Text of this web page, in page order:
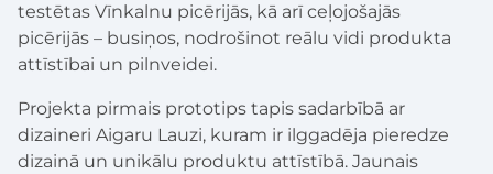
testētas Vīnkalnu picērijās, kā arī ceļojošajās
picērijās – busiņos, nodrošinot reālu vidi produkta
attīstībai un pilnveidei.
Projekta pirmais prototips tapis sadarbībā ar
dizaineri Aigaru Lauzi, kuram ir ilggadēja pieredze
dizainā un unikālu produktu attīstībā. Jaunais